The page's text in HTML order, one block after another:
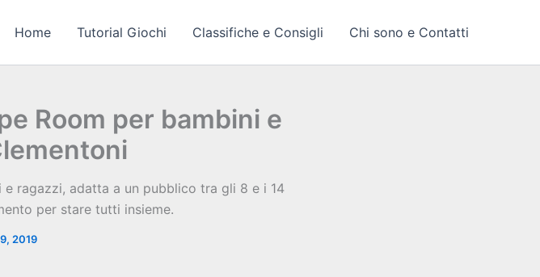
Home Tutorial Giochi Classifiche e Consigli Chi sono e Contatti
Room per bambini e
ragazzi, adatta a un pubblico tra gli 8 e i 14
per stare tutti insieme.
2019